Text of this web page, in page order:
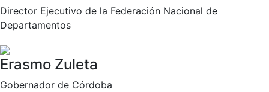
Director Ejecutivo de la Federación Nacional de
Departamentos
Erasmo Zuleta
Gobernador de Córdoba